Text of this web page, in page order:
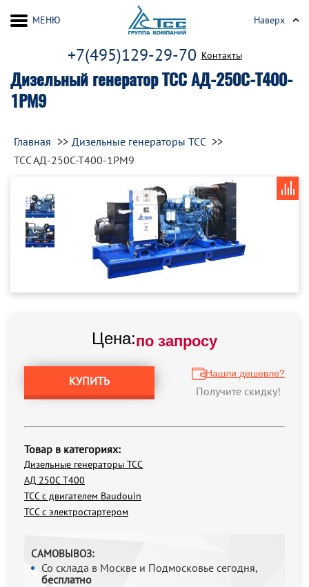
Дизельный генератор ТСС АД-250С-Т400-
1РМ9
+7(495)129-29-70 Контакты
МЕНЮ Наверх
Главная
Дизельные генераторы ТСС
ТСС АД-250С-Т400-1РМ9
Цена:по запросу
КУПИТЬ
Нашли дешевле?
Получите скидку!
Товар в категориях:
Дизельные генераторы ТСС
АД 250С Т400
ТСС с двигателем Baudouin
ТСС с электростартером
САМОВЫВОЗ:
Со склада в Москве и Подмосковье сегодня,
бесплатно